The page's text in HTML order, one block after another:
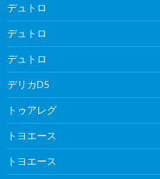
デュトロ
デュトロ
デュトロ
デリカD5
トゥアレグ
トヨエース
トヨエース